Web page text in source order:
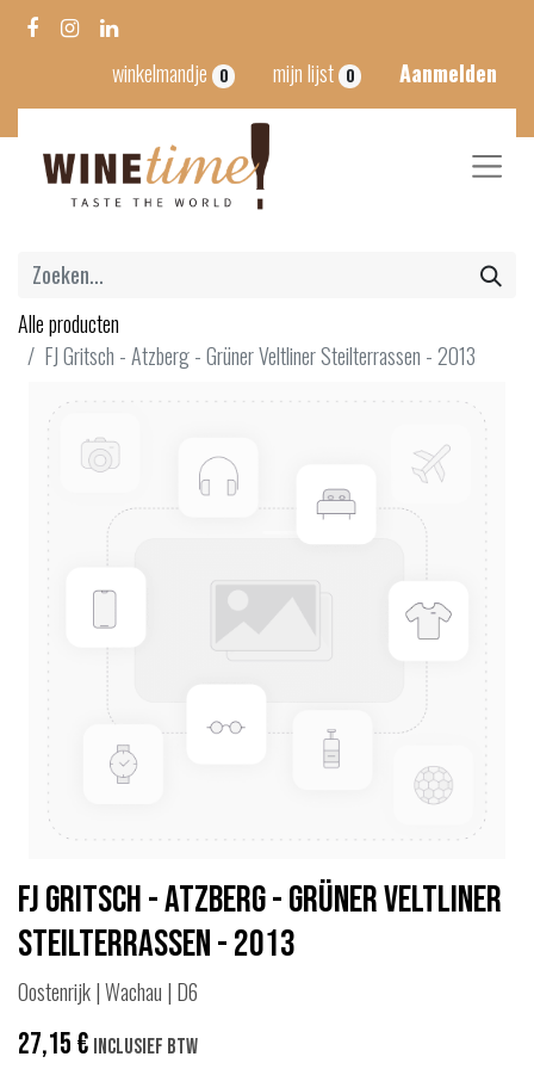
winkelmandje 0 mijn lijst 0 Aanmelden
Alle producten
FJ Gritsch - Atzberg - Grüner Veltliner Steilterrassen - 2013
FJ Gritsch - Atzberg - Grüner Veltliner
Steilterrassen - 2013
Oostenrijk | Wachau | D6
27,15€ Inclusief btw